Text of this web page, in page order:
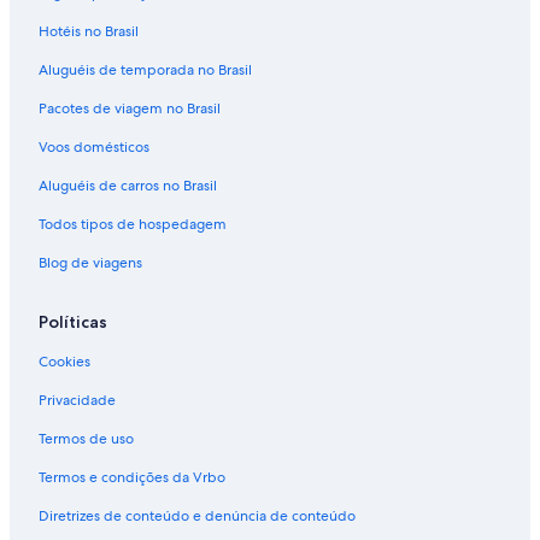
Aluguéis de carros - Praia de Ponta Negra e arredores
Aluguéis de carros - Praia de São Gonçalo e arredores
Aluguéis de carros - Praia Deserta e arredores
Aluguéis de carros - Praia do Jabaquara e arredores
Aluguéis de carros - Praia do Meio e arredores
Aluguéis de carros - Praia Grande e arredores
Aluguéis de carros - Praia Grande e arredores
Aluguel de carros - Sertão do Taquari
Aluguéis de carros - Teatro de Bonecos e arredores
Hotéis no Brasil
Aluguéis de temporada no Brasil
Pacotes de viagem no Brasil
Voos domésticos
Aluguéis de carros no Brasil
Todos tipos de hospedagem
Blog de viagens
Políticas
Cookies
Privacidade
Termos de uso
Termos e condições da Vrbo
Diretrizes de conteúdo e denúncia de conteúdo